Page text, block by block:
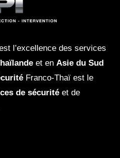
l’excellence des services
et en Asie du Sud
Franco-Thaï est le
de sécurité et de